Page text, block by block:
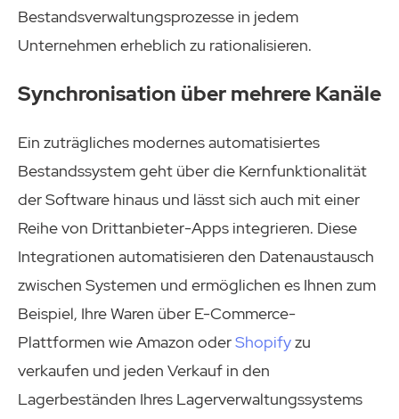
Bestandsverwaltungsprozesse in jedem
Unternehmen erheblich zu rationalisieren.
Synchronisation über mehrere Kanäle
Ein zuträgliches modernes automatisiertes
Bestandssystem geht über die Kernfunktionalität
der Software hinaus und lässt sich auch mit einer
Reihe von Drittanbieter-Apps integrieren. Diese
Integrationen automatisieren den Datenaustausch
zwischen Systemen und ermöglichen es Ihnen zum
Beispiel, Ihre Waren über E-Commerce-
Plattformen wie Amazon oderShopifyzu
verkaufen und jeden Verkauf in den
Lagerbeständen Ihres Lagerverwaltungssystems